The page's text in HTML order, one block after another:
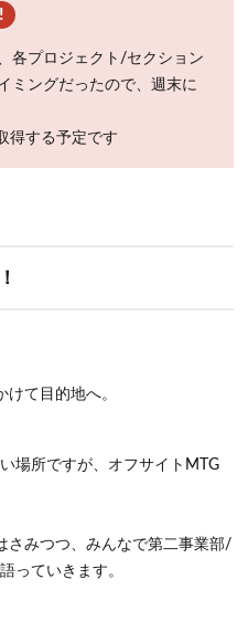
各プロジェクト/セクション
ミングだったので、週末に
得する予定です
て目的地へ。
場所ですが、オフサイトMTG
さみつつ、みんなで第二事業部/
っていきます。